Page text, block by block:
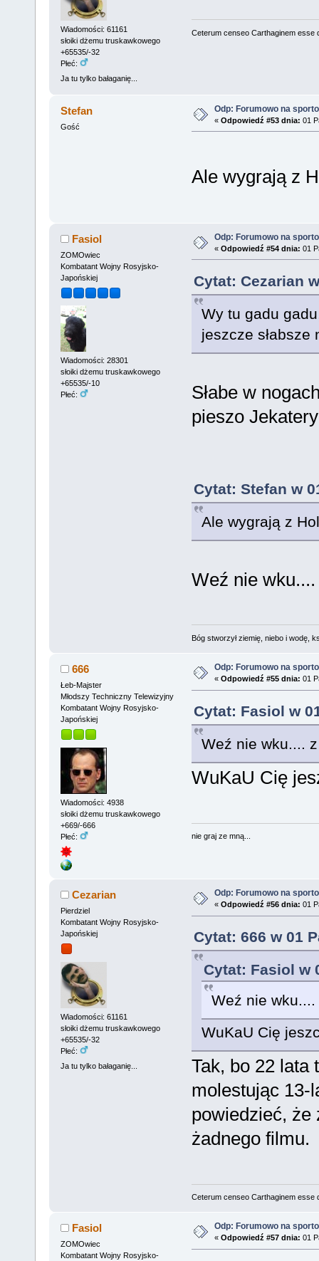
Wiadomości: 61161
słoiki dżemu truskawkowego
+65535/-32
Płeć:
Ja tu tylko bałaganię...
Ceterum censeo Carthaginem esse
Stefan
Gość
Odp: Forumowo na
« Odpowiedź #53 dnia: 01
Ale wygrają z
Fasiol
ZOMOwiec
Kombatant Wojny Rosyjsko-
Japońskiej
Wiadomości: 28301
słoiki dżemu truskawkowego
+65535/-10
Płeć:
Odp: Forumowo na
« Odpowiedź #54 dnia: 01
Cytat: Cezarian
Wy tu gadu
jeszcze słabsze
Słabe w
pieszo
Cytat: Stefan w
Ale wygrają z
Weź nie
Bóg stworzył ziemię, niebo i wodę,
666
Łeb-Majster
Młodszy Techniczny Telewizyjny
Kombatant Wojny Rosyjsko-
Japońskiej
Wiadomości: 4938
słoiki dżemu truskawkowego
+669/-666
Płeć:
Odp: Forumowo na
« Odpowiedź #55 dnia: 01
Cytat: Fasiol w
Weź nie wku....
WuKaU Cię
nie graj ze mną...
Cezarian
Pierdziel
Kombatant Wojny Rosyjsko-
Japońskiej
Wiadomości: 61161
słoiki dżemu truskawkowego
+65535/-32
Płeć:
Ja tu tylko bałaganię...
Odp: Forumowo na
« Odpowiedź #56 dnia: 01
Cytat: 666 w 01
Cytat: Fasiol w
Weź nie
WuKaU Cię
Tak, bo 22 lata
molestując 13-
powiedzieć, że
żadnego filmu.
Ceterum censeo Carthaginem esse
Fasiol
ZOMOwiec
Kombatant Wojny Rosyjsko-
Odp: Forumowo na
« Odpowiedź #57 dnia: 01